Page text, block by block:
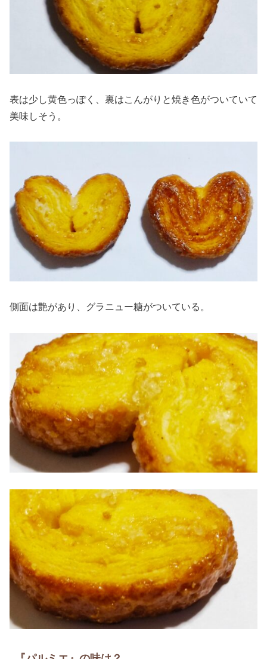
表は少し黄色っぽく、裏はこんがりと焼き色がついていて
美味しそう。
側面は艶があり、グラニュー糖がついている。